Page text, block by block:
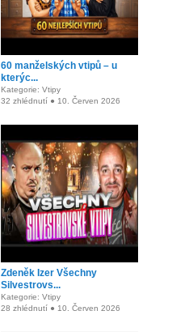
60 manželských vtipů – u
kterýc...
Kategorie: Vtipy
32 zhlédnutí ● 10. Červen 2026
Zdeněk Izer Všechny
Silvestrovs...
Kategorie: Vtipy
28 zhlédnutí ● 10. Červen 2026